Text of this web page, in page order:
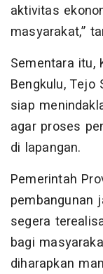
aktivitas
masyarakat,”
Sementara itu,
Bengkulu, Tejo
siap
agar proses
di lapangan.
Pemerintah
pembangunan
segera
bagi
diharapkan